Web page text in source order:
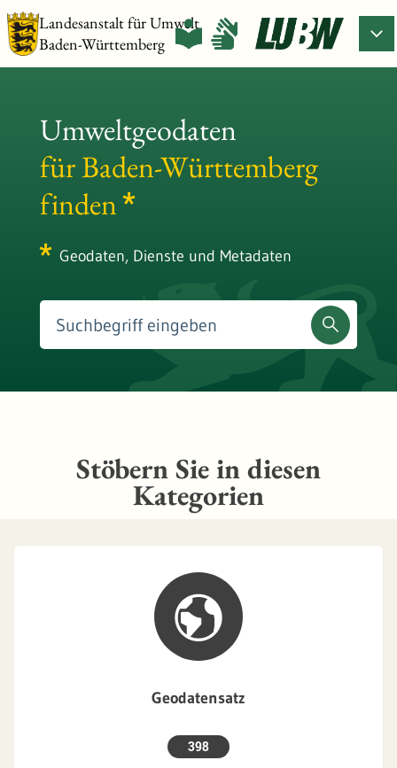
Landesanstalt für Umwelt
Baden-Württemberg
Umweltgeodaten
für Baden-Württemberg
finden
Geodaten, Dienste und Metadaten
Stöbern Sie in diesen
Kategorien
Geodatensatz
398